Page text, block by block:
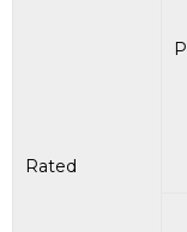
Rated